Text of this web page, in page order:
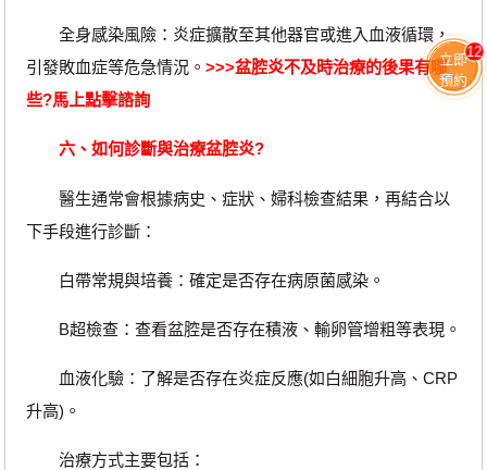
全身感染風險：炎症擴散至其他器官或進入血液循環，
引發敗血症等危急情況。 >>>盆腔炎不及時治療的後果有哪
些?馬上點擊諮詢
六、如何診斷與治療盆腔炎?
醫生通常會根據病史、症狀、婦科檢查結果，再結合以
下手段進行診斷：
白帶常規與培養：確定是否存在病原菌感染。
B超檢查：查看盆腔是否存在積液、輸卵管增粗等表現。
血液化驗：了解是否存在炎症反應(如白細胞升高、CRP
升高)。
治療方式主要包括：
立即
預約
12